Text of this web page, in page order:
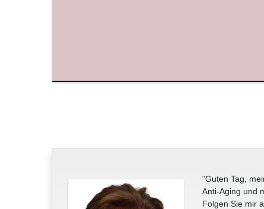
"Guten Tag,
Anti-Aging und
Folgen Sie mir